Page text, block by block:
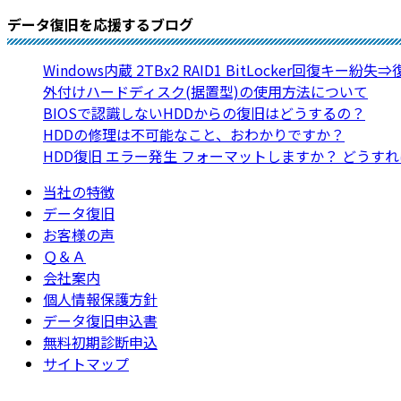
データ復旧を応援するブログ
Windows内蔵 2TBx2 RAID1 BitLocker回復キー紛失⇒
外付けハードディスク(据置型)の使用方法について
BIOSで認識しないHDDからの復旧はどうするの？
HDDの修理は不可能なこと、おわかりですか？
HDD復旧 エラー発生 フォーマットしますか？ どうす
当社の特徴
データ復旧
お客様の声
Ｑ＆Ａ
会社案内
個人情報保護方針
データ復旧申込書
無料初期診断申込
サイトマップ